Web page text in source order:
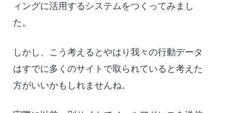
ィングに活用するシステムをつくってみまし
た。
しかし、こう考えるとやはり我々の行動データ
はすでに多くのサイトで取られていると考えた
方がいいかもしれませんね。